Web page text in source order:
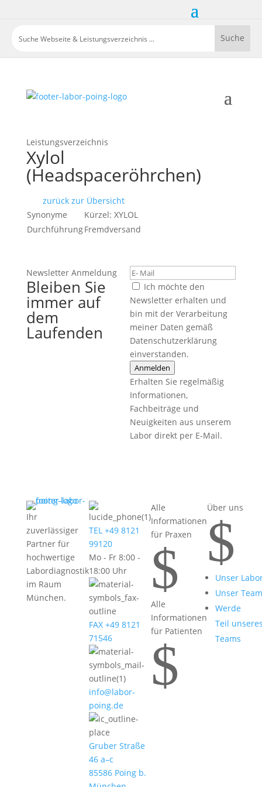
Leistungsverzeichnis
Xylol
(Headspaceröhrchen)
zurück zur Übersicht
Synonyme
Kürzel: XYLOL
DurchführungFremdversand
Newsletter Anmeldung
Bleiben Sie
immer auf
dem
Laufenden
Ich möchte den
Newsletter erhalten und
bin mit der Verarbeitung
meiner Daten gemäß
Datenschutzerklärung
einverstanden.
Anmelden
Erhalten Sie regelmäßig
Informationen,
Fachbeiträge und
Neuigkeiten aus unserem
Labor direkt per E-Mail.
Ihr
zuverlässiger
Partner für
hochwertige
Labordiagnostik
im Raum
München.
TEL +49 8121
99120
Mo - Fr 8:00 -
18:00 Uhr
FAX +49 8121
71546
info@labor-
poing.de
Gruber Straße
46 a–c
85586 Poing b.
Alle
Informationen
für Praxen
$
Alle
Informationen
für Patienten
$
Über uns
$
Unser
Unser Team
Werde
Teil
Teams